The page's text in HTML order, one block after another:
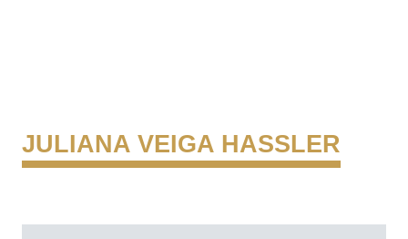
JULIANA VEIGA HASSLER